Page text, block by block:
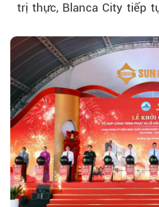
trị thực, Blanca City tiếp